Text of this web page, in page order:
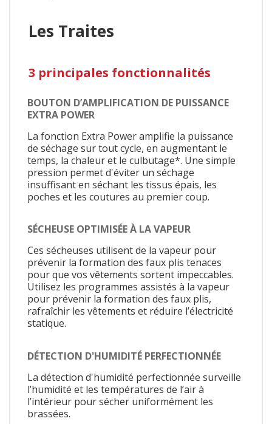
Les Traites
3 principales fonctionnalités
BOUTON D’AMPLIFICATION DE PUISSANCE
EXTRA POWER
La fonction Extra Power amplifie la puissance
de séchage sur tout cycle, en augmentant le
temps, la chaleur et le culbutage*. Une simple
pression permet d'éviter un séchage
insuffisant en séchant les tissus épais, les
poches et les coutures au premier coup.
SÉCHEUSE OPTIMISÉE À LA VAPEUR
Ces sécheuses utilisent de la vapeur pour
prévenir la formation des faux plis tenaces
pour que vos vêtements sortent impeccables.
Utilisez les programmes assistés à la vapeur
pour prévenir la formation des faux plis,
rafraîchir les vêtements et réduire l’électricité
statique.
DÉTECTION D'HUMIDITÉ PERFECTIONNÉE
La détection d'humidité perfectionnée surveille
l’humidité et les températures de l’air à
l’intérieur pour sécher uniformément les
brassées.